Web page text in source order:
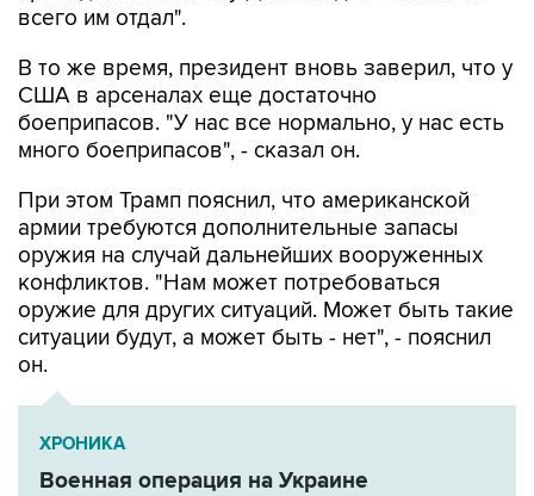
всего им отдал".
В то же время, президент вновь заверил, что у
США в арсеналах еще достаточно
боеприпасов. "У нас все нормально, у нас есть
много боеприпасов", - сказал он.
При этом Трамп пояснил, что американской
армии требуются дополнительные запасы
оружия на случай дальнейших вооруженных
конфликтов. "Нам может потребоваться
оружие для других ситуаций. Может быть такие
ситуации будут, а может быть - нет", - пояснил
он.
ХРОНИКА
Военная операция на Украине